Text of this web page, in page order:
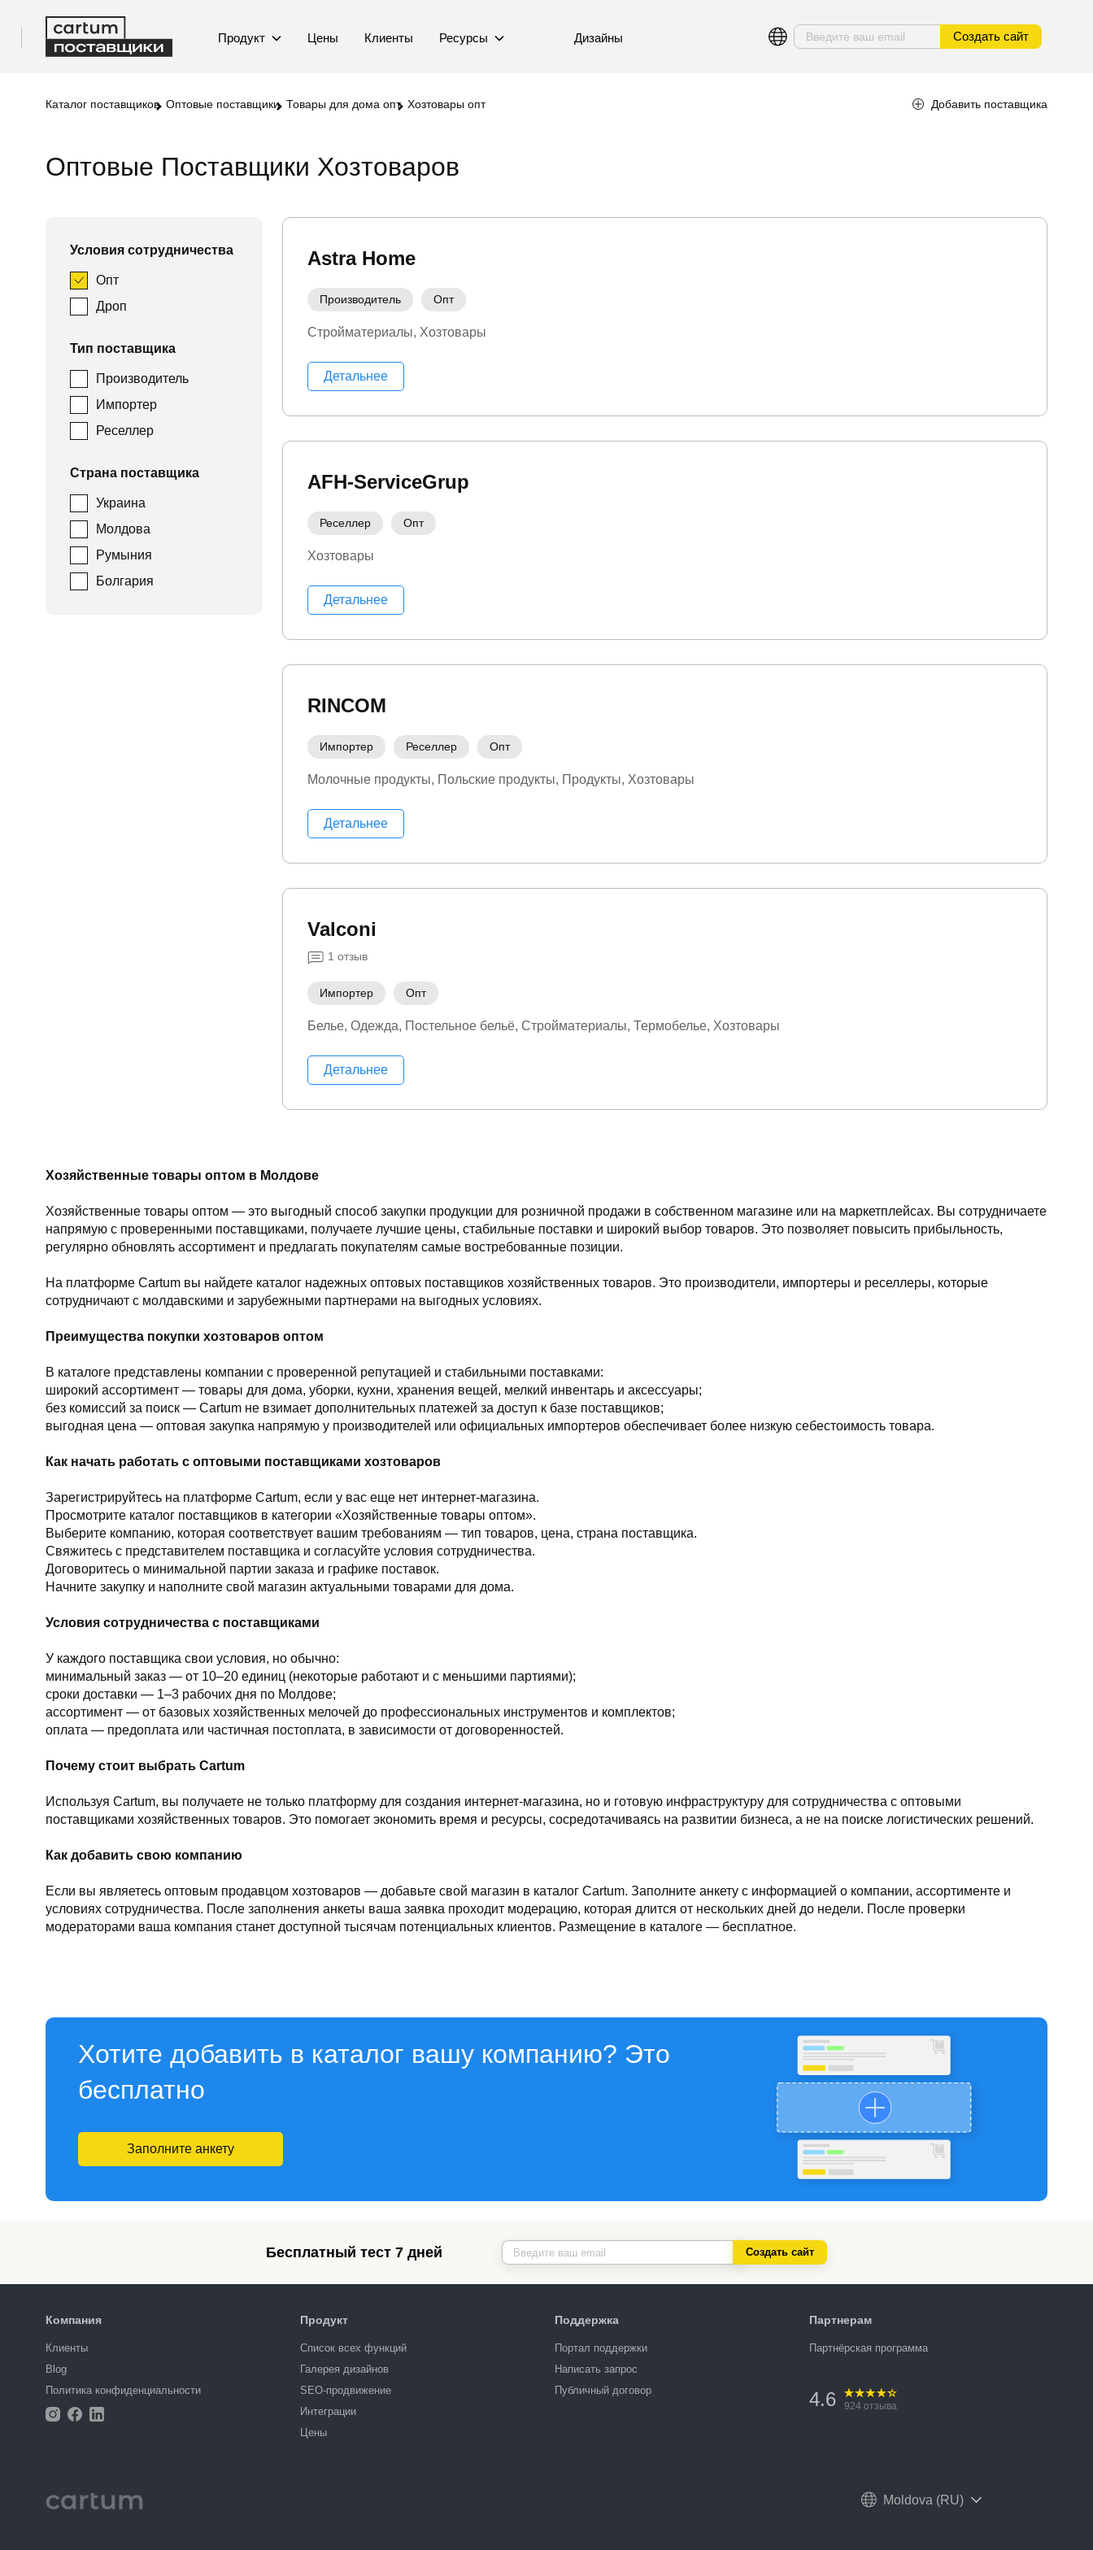
Продукт Цены Клиенты Ресурсы Дизайны Создать сайт
Каталог поставщиков Оптовые поставщики Товары для дома опт Хозтовары опт Добавить поставщика
Оптовые Поставщики Хозтоваров
Условия сотрудничества
Опт
Дроп
Тип поставщика
Производитель
Импортер
Реселлер
Страна поставщика
Украина
Молдова
Румыния
Болгария
Astra Home
Производитель Опт
Стройматериалы Хозтовары
Детальнее
AFH-ServiceGrup
Реселлер Опт
Хозтовары
Детальнее
RINCOM
Импортер Реселлер Опт
Молочные продукты Польские продукты Продукты Хозтовары
Детальнее
Valconi
1 отзыв
Импортер Опт
Белье Одежда Постельное бельё Стройматериалы Термобелье Хозтовары
Детальнее
Хозяйственные товары оптом в Молдове
Хозяйственные товары оптом — это выгодный способ закупки продукции для розничной продажи в собственном магазине или на маркетплейсах. Вы сотрудничаете
напрямую с проверенными поставщиками, получаете лучшие цены, стабильные поставки и широкий выбор товаров. Это позволяет повысить прибыльность,
регулярно обновлять ассортимент и предлагать покупателям самые востребованные позиции.
На платформе Cartum вы найдете каталог надежных оптовых поставщиков хозяйственных товаров. Это производители, импортеры и реселлеры, которые
сотрудничают с молдавскими и зарубежными партнерами на выгодных условиях.
Преимущества покупки хозтоваров оптом
В каталоге представлены компании с проверенной репутацией и стабильными поставками:
широкий ассортимент — товары для дома, уборки, кухни, хранения вещей, мелкий инвентарь и аксессуары;
без комиссий за поиск — Cartum не взимает дополнительных платежей за доступ к базе поставщиков;
выгодная цена — оптовая закупка напрямую у производителей или официальных импортеров обеспечивает более низкую себестоимость товара.
Как начать работать с оптовыми поставщиками хозтоваров
Зарегистрируйтесь на платформе Cartum, если у вас еще нет интернет-магазина.
Просмотрите каталог поставщиков в категории «Хозяйственные товары оптом».
Выберите компанию, которая соответствует вашим требованиям — тип товаров, цена, страна поставщика.
Свяжитесь с представителем поставщика и согласуйте условия сотрудничества.
Договоритесь о минимальной партии заказа и графике поставок.
Начните закупку и наполните свой магазин актуальными товарами для дома.
Условия сотрудничества с поставщиками
У каждого поставщика свои условия, но обычно:
минимальный заказ — от 10–20 единиц (некоторые работают и с меньшими партиями);
сроки доставки — 1–3 рабочих дня по Молдове;
ассортимент — от базовых хозяйственных мелочей до профессиональных инструментов и комплектов;
оплата — предоплата или частичная постоплата, в зависимости от договоренностей.
Почему стоит выбрать Cartum
Используя Cartum, вы получаете не только платформу для создания интернет-магазина, но и готовую инфраструктуру для сотрудничества с оптовыми
поставщиками хозяйственных товаров. Это помогает экономить время и ресурсы, сосредотачиваясь на развитии бизнеса, а не на поиске логистических решений.
Как добавить свою компанию
Если вы являетесь оптовым продавцом хозтоваров — добавьте свой магазин в каталог Cartum. Заполните анкету с информацией о компании, ассортименте и
условиях сотрудничества. После заполнения анкеты ваша заявка проходит модерацию, которая длится от нескольких дней до недели. После проверки
модераторами ваша компания станет доступной тысячам потенциальных клиентов. Размещение в каталоге — бесплатное.
Хотите добавить в каталог вашу компанию? Это
бесплатно
Заполните анкету
Бесплатный тест 7 дней Создать сайт
Компания
Клиенты
Blog
Политика конфиденциальности
Продукт
Список всех функций
Галерея дизайнов
SEO-продвижение
Интеграции
Цены
Поддержка
Портал поддержки
Написать запрос
Публичный договор
Партнерам
Партнёрская программа
4.6 924 отзыва
Moldova (RU)